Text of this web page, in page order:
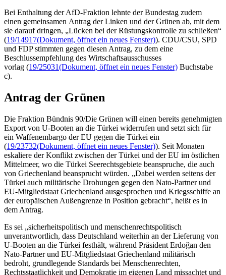
Bei Enthaltung der AfD-Fraktion lehnte der Bundestag zudem
einen gemeinsamen Antrag der Linken und der Grünen ab, mit dem
sie darauf dringen, „Lücken bei der Rüstungskontrolle zu schließen“
(19/14917(Dokument, öffnet ein neues Fenster)). CDU/CSU, SPD
und FDP stimmten gegen diesen Antrag, zu dem eine
Beschlussempfehlung des Wirtschaftsausschusses
vorlag (19/25031(Dokument, öffnet ein neues Fenster) Buchstabe
c).
Antrag der Grünen
Die Fraktion Bündnis 90/Die Grünen will einen bereits genehmigten
Export von U-Booten an die Türkei widerrufen und setzt sich für
ein Waffenembargo der EU gegen die Türkei ein
(19/23732(Dokument, öffnet ein neues Fenster)). Seit Monaten
eskaliere der Konflikt zwischen der Türkei und der EU im östlichen
Mittelmeer, wo die Türkei Seerechtsgebiete beanspruche, die auch
von Griechenland beansprucht würden. „Dabei werden seitens der
Türkei auch militärische Drohungen gegen den Nato-Partner und
EU-Mitgliedstaat Griechenland ausgesprochen und Kriegsschiffe an
der europäischen Außengrenze in Position gebracht“, heißt es in
dem Antrag.
Es sei „sicherheitspolitisch und menschenrechtspolitisch
unverantwortlich, dass Deutschland weiterhin an der Lieferung von
U-Booten an die Türkei festhält, während Präsident Erdoğan den
Nato-Partner und EU-Mitgliedstaat Griechenland militärisch
bedroht, grundlegende Standards bei Menschenrechten,
Rechtsstaatlichkeit und Demokratie im eigenen Land missachtet und